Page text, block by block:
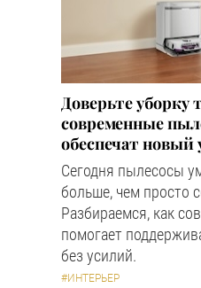
Доверьте уборку
современные
обеспечат новый
Сегодня пылесосы
больше, чем просто
Разбираемся, как
помогает
без усилий.
#ИНТЕРЬЕР